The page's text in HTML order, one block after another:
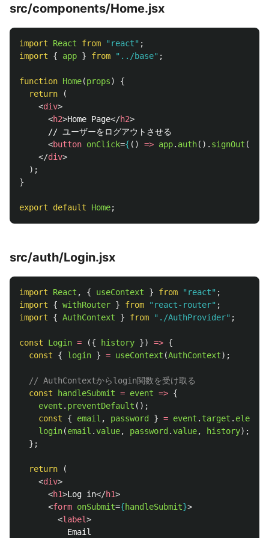
src/components/Home.jsx
import React from " react" ;
import
{ app } from " ../base" ;
function Home(props)
{
return
(
<div>
<h2>Home Page</h2>
      // ユーザーをログアウトさせる
<button onClick={ () => app. auth(). signOut ()
</div>
);
}
export default Home;
src/auth/Login.jsx
import React , { useContext } from " react" ;
import
{ withRouter } from " react-router" ;
import
{ AuthContext } from " ./AuthProvider" ;
const Login = ({ history }) => {
const
{ login } = useContext (AuthContext);
// AuthContextからlogin関数を受け取る
const
handleSubmit = event => {
event . preventDefault ();
const
{ email , password } = event . target .
login(email .value, password .value, history);
};
return
(
<div>
<h1>Log in</h1>
<form onSubmit={handleSubmit}>
<label>
          Email